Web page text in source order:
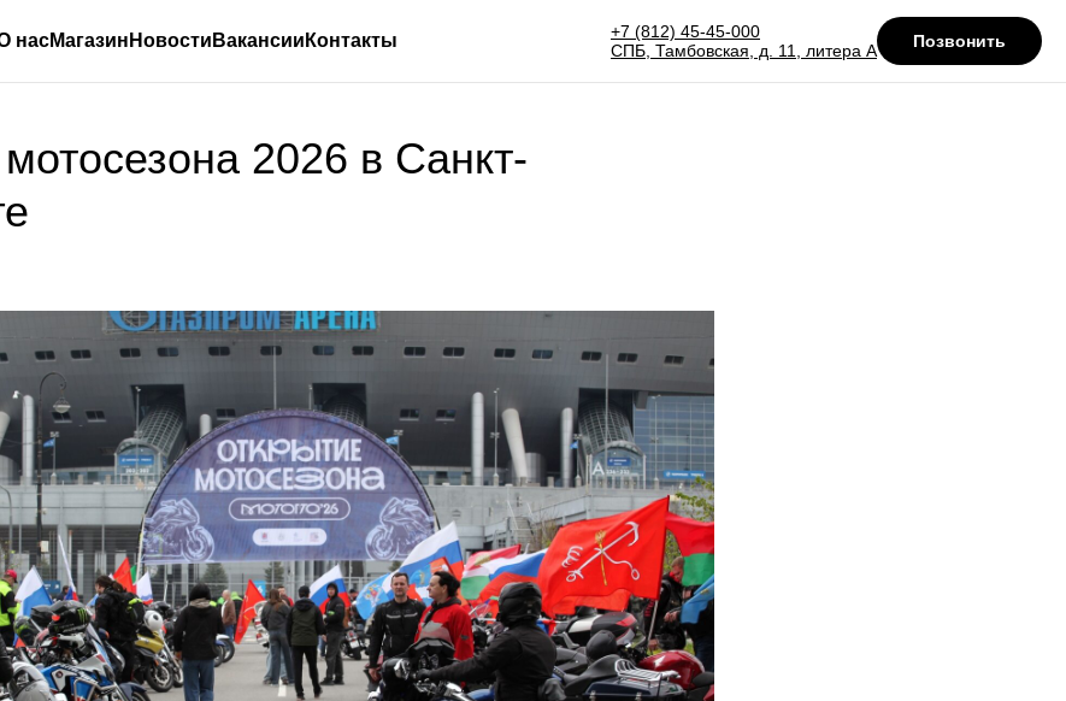
насМагазин Новости Вакансии Контакты
+7 (812) 45-45-000
СПБ, Тамбовская, д. 11, литера А
Позвонить
2026 в Санкт-